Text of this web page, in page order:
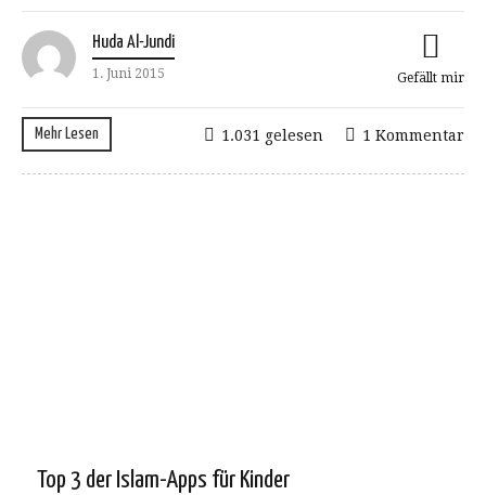
Huda Al-Jundi
1. Juni 2015 Gefällt mir
Mehr Lesen 1 Kommentar
1.031 gelesen
Top 3 der Islam-Apps für Kinder